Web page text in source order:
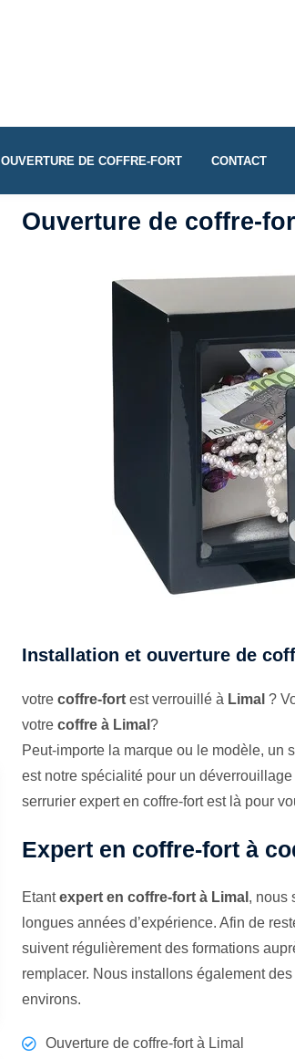
OUVERTURE DE COFFRE-FORT CONTACT
Ouverture de coffre-
Installation et ouverture de
votrecoffre-fort est verrouillé à Limal ?
votrecoffre à Limal?
Peut-importe la marque ou le modèle, un
est notre spécialité pour un
serrurier expert en coffre-fort est là pour
Expert en coffre-fort à
Etantexpert en coffre-fort à Limal , nous
longues années d’expérience. Afin de
suivent régulièrement des formations
remplacer. Nous installons également
environs.
Ouverture de coffre-fort à Limal